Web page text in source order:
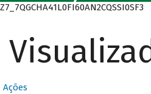
Z7_7QGCHA41L0FI60AN2CQSSI0SF3
Ações